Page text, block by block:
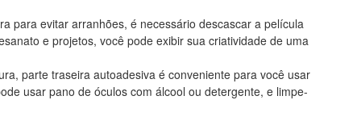
para evitar arranhões, é necessário descascar a película
e projetos, você pode exibir sua criatividade de uma
parte traseira autoadesiva é conveniente para você usar
usar pano de óculos com álcool ou detergente, e limpe-